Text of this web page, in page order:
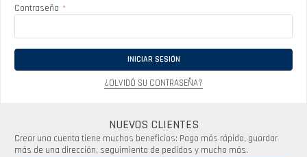
Contraseña
INICIAR SESIÓN
¿OLVIDÓ SU CONTRASEÑA?
NUEVOS CLIENTES
Crear una cuenta tiene muchos beneficios: Pago más rápido, guardar
más de una dirección, seguimiento de pedidos y mucho más.